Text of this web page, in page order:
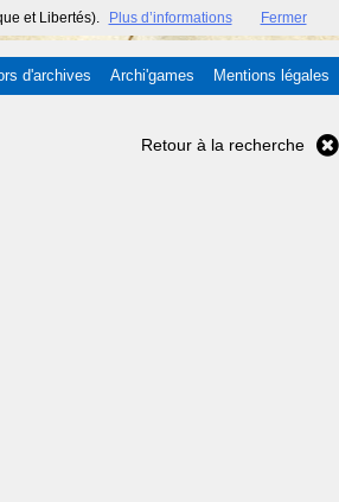
et Libertés). Plus d’informations Fermer
d'archives Archi'games Mentions légales
Retour à la recherche